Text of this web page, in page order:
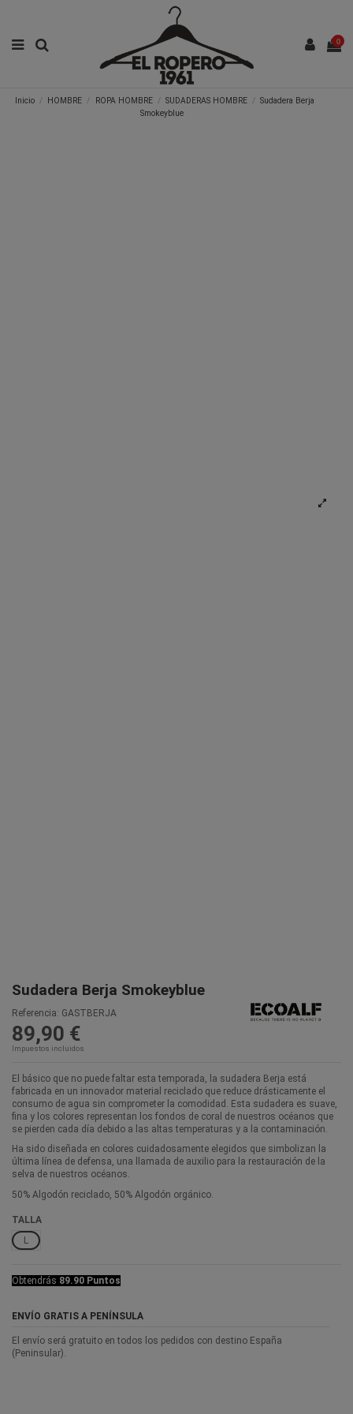
0
Inicio HOMBRE ROPA HOMBRE SUDADERAS HOMBRE
Sudadera Berja
Smokeyblue
Sudadera Berja Smokeyblue
Referencia: GASTBERJA
89,90 €
Impuestos incluidos
El básico que no puede faltar esta temporada, la sudadera Berja está
fabricada en un innovador material reciclado que reduce drásticamente el
consumo de agua sin comprometer la comodidad. Esta sudadera es suave,
fina y los colores representan los fondos de coral de nuestros océanos que
se pierden cada día debido a las altas temperaturas y a la contaminación.
Ha sido diseñada en colores cuidadosamente elegidos que simbolizan la
última línea de defensa, una llamada de auxilio para la restauración de la
selva de nuestros océanos.
50% Algodón reciclado, 50% Algodón orgánico.
TALLA
L
Obtendrás 89.90 Puntos
ENVÍO GRATIS A PENÍNSULA
El envío será gratuito en todos los pedidos con destino España
(Peninsular).